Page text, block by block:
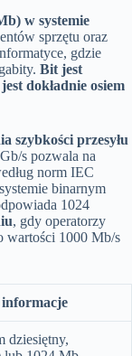
w systemie
sprzętu oraz
gdzie
Bit jest
dokładnie osiem
szybkości przesyłu
s pozwala na
norm IEC
binarnym
1024
, gdy operatorzy
wartości 1000 Mb/s
dziesiętny,